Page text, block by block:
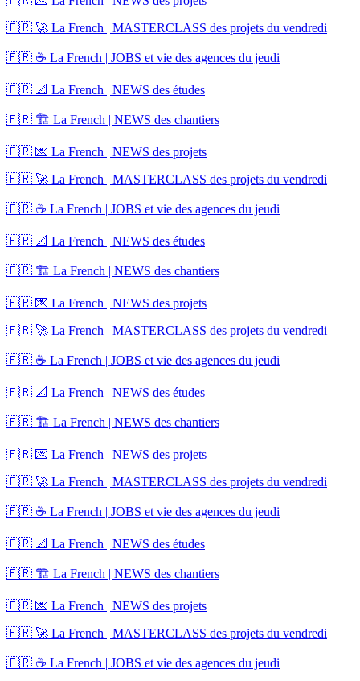
🇫🇷 🚀 La French | MASTERCLASS des projets du vendredi
🇫🇷 ☕ La French | JOBS et vie des agences du jeudi
🇫🇷 📐 La French | NEWS des études
🇫🇷 🏗️ La French | NEWS des chantiers
🇫🇷 💌 La French | NEWS des projets
🇫🇷 🚀 La French | MASTERCLASS des projets du vendredi
🇫🇷 ☕ La French | JOBS et vie des agences du jeudi
🇫🇷 📐 La French | NEWS des études
🇫🇷 🏗️ La French | NEWS des chantiers
🇫🇷 💌 La French | NEWS des projets
🇫🇷 🚀 La French | MASTERCLASS des projets du vendredi
🇫🇷 ☕ La French | JOBS et vie des agences du jeudi
🇫🇷 📐 La French | NEWS des études
🇫🇷 🏗️ La French | NEWS des chantiers
🇫🇷 💌 La French | NEWS des projets
🇫🇷 🚀 La French | MASTERCLASS des projets du vendredi
🇫🇷 ☕ La French | JOBS et vie des agences du jeudi
🇫🇷 📐 La French | NEWS des études
🇫🇷 🏗️ La French | NEWS des chantiers
🇫🇷 💌 La French | NEWS des projets
🇫🇷 🚀 La French | MASTERCLASS des projets du vendredi
🇫🇷 ☕ La French | JOBS et vie des agences du jeudi